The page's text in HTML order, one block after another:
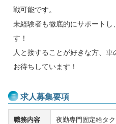
戦可能です。
未経験者も徹底的にサポートし
す！
人と接することが好きな方、
お待ちしています！
求人募集要項
職務内容
夜勤専門固定給タ